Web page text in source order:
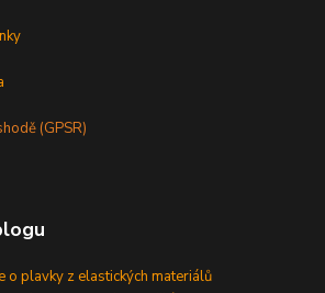
(GPSR)
o plavky z elastických materiálů